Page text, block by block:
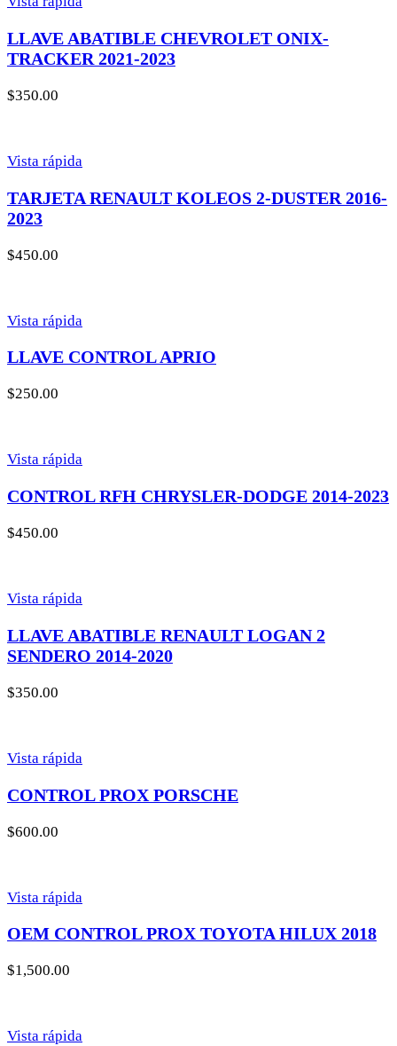
LLAVE ABATIBLE CHEVROLET ONIX-
TRACKER 2021-2023
$350.00
Vista rápida
TARJETA RENAULT KOLEOS 2-DUSTER 2016-
2023
$450.00
Vista rápida
LLAVE CONTROL APRIO
$250.00
Vista rápida
CONTROL RFH CHRYSLER-DODGE 2014-2023
$450.00
Vista rápida
LLAVE ABATIBLE RENAULT LOGAN 2
SENDERO 2014-2020
$350.00
Vista rápida
CONTROL PROX PORSCHE
$600.00
Vista rápida
OEM CONTROL PROX TOYOTA HILUX 2018
$1,500.00
Vista rápida